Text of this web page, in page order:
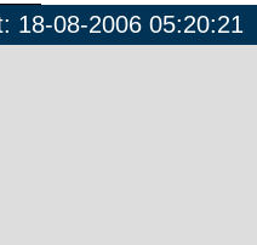
18-08-2006 05:20:21